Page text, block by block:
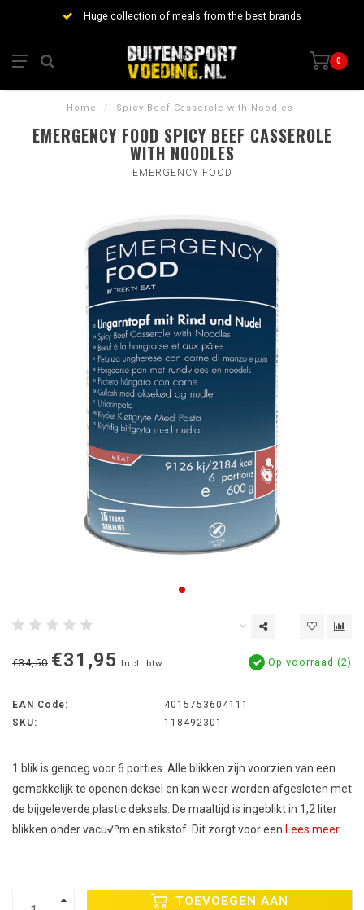
Huge collection of meals from the best brands
0
Home / Spicy Beef Casserole with Noodles
EMERGENCY FOOD SPICY BEEF CASSEROLE
WITH NOODLES
EMERGENCY FOOD
€34,50 €31,95 Incl. btw Op voorraad (2)
EAN Code:
4015753604111
SKU:
118492301
1 blik is genoeg voor 6 porties. Alle blikken zijn voorzien van een
gemakkelijk te openen deksel en kan weer worden afgesloten met
de bijgeleverde plastic deksels. De maaltijd is ingeblikt in 1,2 liter
blikken onder vacu√ºm en stikstof. Dit zorgt voor een Lees meer..
TOEVOEGEN AAN